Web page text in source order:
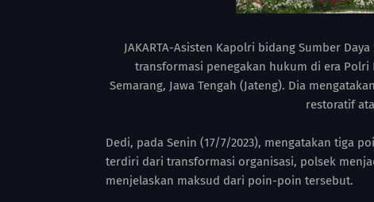
JAKARTA-Asisten Kapolri bidang Sumber
transformasi penegakan hukum di era Polri
Semarang, Jawa Tengah (Jateng). Dia
restoratif
Dedi, pada Senin (17/7/2023), mengatakan tiga
terdiri dari transformasi organisasi, polsek
menjelaskan maksud dari poin-poin tersebut.